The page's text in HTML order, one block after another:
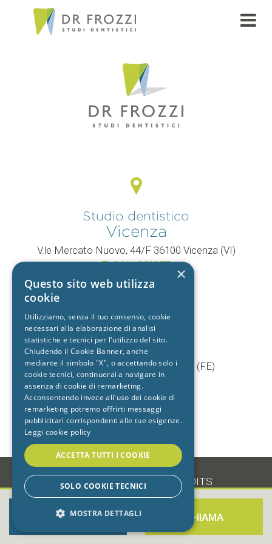
Studio dentistico
Vicenza
V.le Mercato Nuovo, 44/F 36100 Vicenza (VI)
T.0444 960057
+39 392 9402704
Studio dentistico
Cento
Via Baruffaldi, 5/1 44042 Cento (FE)
T.051 903603
+39 333 7722725
•PRIVACY•COOKIE CREDITS
PRENOTA ORA CHIAMA
×
Questo sito web utilizza
cookie
Utilizziamo, senza il tuo consenso, cookie
necessari alla elaborazione di analisi
statistiche e tecnici per l'utilizzo del sito.
Chiudendo il Cookie Banner, anche
mediante il simbolo "X", o accettando solo i
cookie tecnici, continuerai a navigare in
assenza di cookie di remarketing.
Acconsentendo invece all'uso dei cookie di
remarketing potremo offrirti messaggi
pubblicitari corrispondenti alle tue esigenze.
Leggi cookie policy
ACCETTA TUTTI I COOKIE
SOLO COOKIE TECNICI
MOSTRA DETTAGLI
STRETTAMENTE NECESSARI